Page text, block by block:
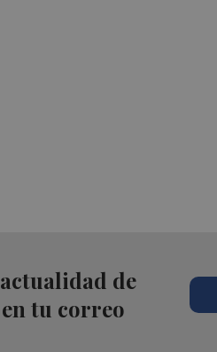
de
tu correo